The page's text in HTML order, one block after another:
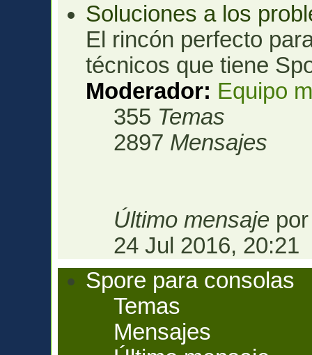
Soluciones a los
El rincón perfecto
técnicos que tiene
Moderador: Equipo
355 Temas
2897 Mensajes
Último mensaje
24 Jul 2016, 20:21
Spore para consolas
Temas
Mensajes